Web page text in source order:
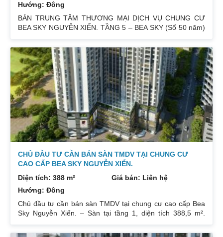
Hướng: Đông
BÁN TRUNG TÂM THƯƠNG MẠI DỊCH VỤ CHUNG CƯ
BEA SKY NGUYỄN XIỂN. TẦNG 5 – BEA SKY (Sổ 50 năm)
Sử dụng thêm 650m2 ngoài sổ. Liên hệ : 0832133366
CHỦ ĐẦU TƯ CẦN BÁN SÀN TMDV TẠI CHUNG CƯ
CAO CẤP BEA SKY NGUYỄN XIỂN.
Diện tích: 388 m²
Giá bán: Liên hệ
Hướng: Đông
Chủ đầu tư cần bán sàn TMDV tại chung cư cao cấp Bea
Sky Nguyễn Xiển. – Sàn tại tầng 1, diện tích 388,5 m².
5 năm từ 01/06/2022, thanh toán 1 năm/lần (tương đương